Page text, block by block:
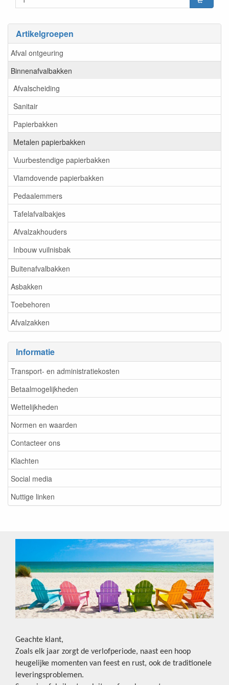
Artikelgroepen
Afval ontgeuring
Binnenafvalbakken
Afvalscheiding
Sanitair
Papierbakken
Metalen papierbakken
Vuurbestendige papierbakken
Vlamdovende papierbakken
Pedaalemmers
Tafelafvalbakjes
Afvalzakhouders
Inbouw vuilnisbak
Buitenafvalbakken
Asbakken
Toebehoren
Afvalzakken
Informatie
Transport- en administratiekosten
Betaalmogelijkheden
Wettelijkheden
Normen en waarden
Contacteer ons
Klachten
Social media
Nuttige linken
Geachte klant,
Zoals elk jaar zorgt de verlofperiode, naast een hoop
heugelijke momenten van feest en rust, ook de traditionele
leveringsproblemen.